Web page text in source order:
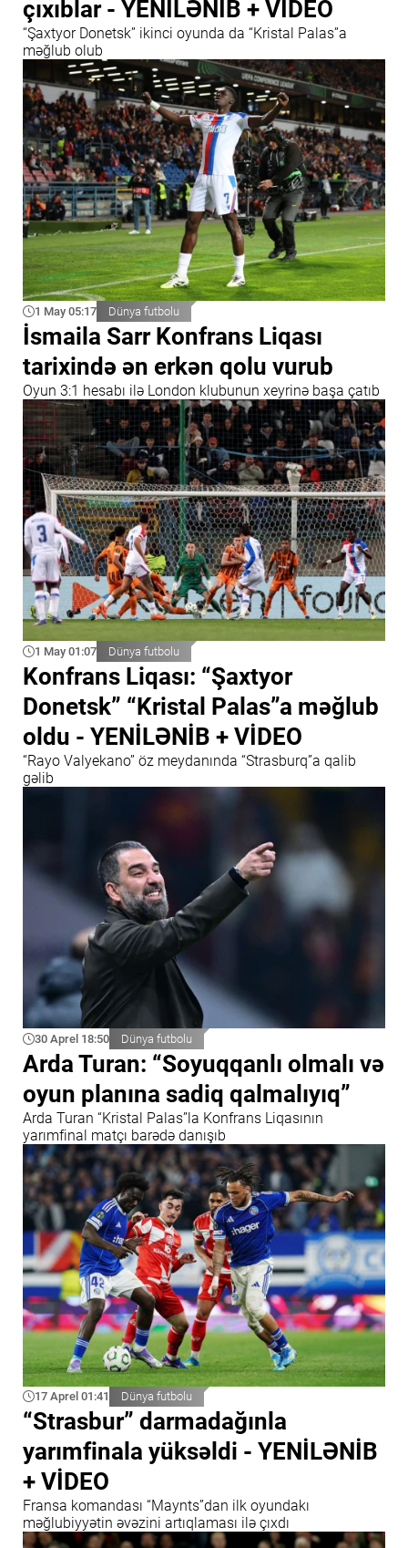
çıxıblar - YENİLƏNİB + VİDEO
“Şaxtyor Donetsk” ikinci oyunda da “Kristal Palas”a
məğlub olub
1 May 05:17 Dünya futbolu
İsmaila Sarr Konfrans Liqası
tarixində ən erkən qolu vurub
Oyun 3:1 hesabı ilə London klubunun xeyrinə başa çatıb
1 May 01:07 Dünya futbolu
Konfrans Liqası: “Şaxtyor
Donetsk” “Kristal Palas”a məğlub
oldu - YENİLƏNİB + VİDEO
“Rayo Valyekano” öz meydanında “Strasburq”a qalib
gəlib
30 Aprel 18:50 Dünya futbolu
Arda Turan: “Soyuqqanlı olmalı və
oyun planına sadiq qalmalıyıq”
Arda Turan “Kristal Palas”la Konfrans Liqasının
yarımfinal matçı barədə danışıb
17 Aprel 01:41 Dünya futbolu
“Strasbur” darmadağınla
yarımfinala yüksəldi - YENİLƏNİB
+ VİDEO
Fransa komandası “Maynts”dan ilk oyundakı
məğlubiyyətin əvəzini artıqlaması ilə çıxdı